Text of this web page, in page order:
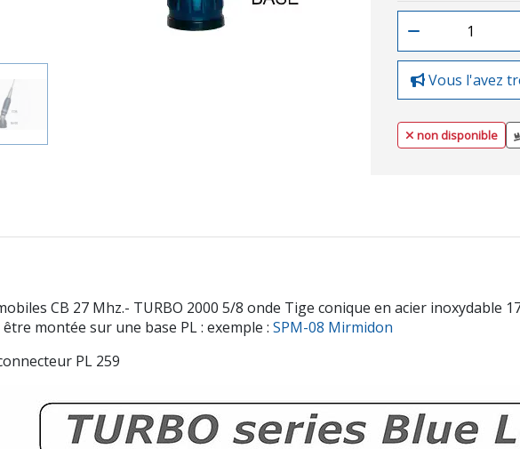
Vous l'avez
non disponible
CB 27 Mhz.- TURBO 2000 5/8 onde Tige conique en acier inoxydable
montée sur une base PL : exemple : SPM-08 Mirmidon
PL 259